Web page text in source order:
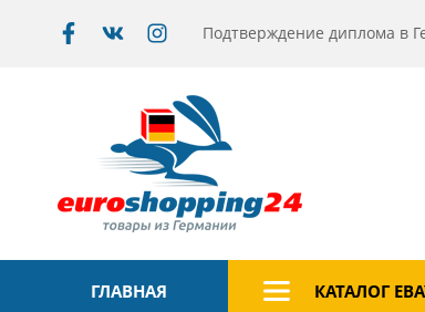
Подтверждение диплома в
ГЛАВНАЯ КАТАЛОГ